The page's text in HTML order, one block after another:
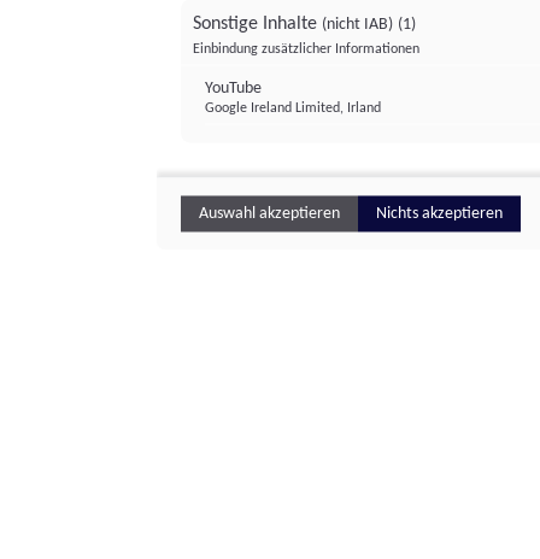
Sonstige Inhalte (nicht IAB) (1)
Einbindung zusätzlicher Informationen
YouTube
Google Ireland Limited, Irland
Auswahl akzeptieren Nichts akzeptieren